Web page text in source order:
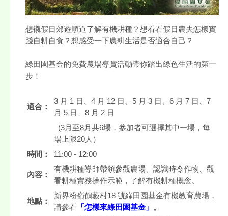
想襯假日郊遊順道了解有機耕種？想看看假日農夫怎樣實
踐自耕自食？想感受一下農耕生活是否適合自己？
綠田園基金的免費農場導賞活動帶你踏出綠色生活的第一
步！
適合：
3 月 1 日、4 月 12 日、5 月 3 日、6 月 7 日、7
月 5 日、8 月 2 日
(3月至8月共6場，參加者可選擇其中一場，每
場上限20人）
時間：
11:00 - 12:00
內容：
有機耕種導師帶領參觀農場、認識時令作物、觀
看耕種實務操作示範，了解有機耕種概念。
地點：
新界粉嶺鶴藪村18 號綠田園基金有機教育農場，
請參看 「怎樣來綠田園基金」 。